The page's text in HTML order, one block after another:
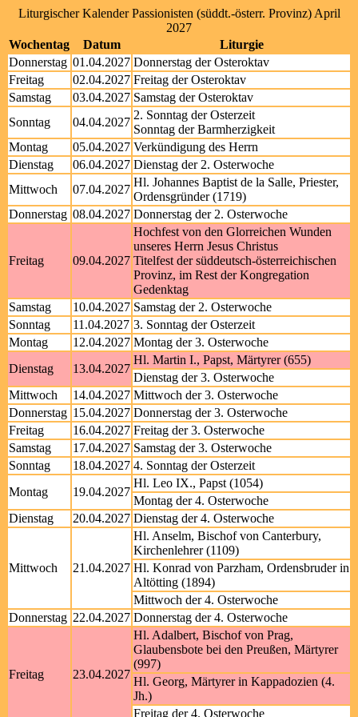
Liturgischer Kalender Passionisten (süddt.-österr. Provinz) April
2027
Wochentag
Datum
Liturgie
Donnerstag 01.04.2027 Donnerstag der Osteroktav
Freitag
02.04.2027 Freitag der Osteroktav
Samstag
03.04.2027 Samstag der Osteroktav
Sonntag
04.04.2027
2. Sonntag der Osterzeit
Sonntag der Barmherzigkeit
Montag
05.04.2027 Verkündigung des Herrn
Dienstag
06.04.2027 Dienstag der 2. Osterwoche
Mittwoch
07.04.2027
Hl. Johannes Baptist de la Salle, Priester,
Ordensgründer (1719)
Donnerstag 08.04.2027 Donnerstag der 2. Osterwoche
Freitag 09.04.2027
Hochfest von den Glorreichen Wunden
unseres Herrn Jesus Christus
Titelfest der süddeutsch-österreichischen
Provinz, im Rest der Kongregation
Gedenktag
Samstag
10.04.2027 Samstag der 2. Osterwoche
Sonntag
11.04.2027 3. Sonntag der Osterzeit
Montag
12.04.2027 Montag der 3. Osterwoche
Dienstag
13.04.2027
Hl. Martin I., Papst, Märtyrer (655)
Dienstag der 3. Osterwoche
Mittwoch
14.04.2027 Mittwoch der 3. Osterwoche
Donnerstag 15.04.2027 Donnerstag der 3. Osterwoche
Freitag
16.04.2027 Freitag der 3. Osterwoche
Samstag
17.04.2027 Samstag der 3. Osterwoche
Sonntag
18.04.2027 4. Sonntag der Osterzeit
Montag
19.04.2027
Hl. Leo IX., Papst (1054)
Montag der 4. Osterwoche
Dienstag
20.04.2027 Dienstag der 4. Osterwoche
Mittwoch 21.04.2027
Hl. Anselm, Bischof von Canterbury,
Kirchenlehrer (1109)
Hl. Konrad von Parzham, Ordensbruder in
Altötting (1894)
Mittwoch der 4. Osterwoche
Donnerstag 22.04.2027 Donnerstag der 4. Osterwoche
Freitag 23.04.2027
Hl. Adalbert, Bischof von Prag,
Glaubensbote bei den Preußen, Märtyrer
(997)
Hl. Georg, Märtyrer in Kappadozien (4.
Jh.)
Freitag der 4. Osterwoche